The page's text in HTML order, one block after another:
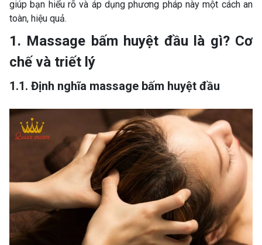
giúp bạn hiểu rõ và áp dụng phương pháp này một cách an
toàn, hiệu quả.
1. Massage bấm huyệt đầu là gì? Cơ
chế và triết lý
1.1. Định nghĩa massage bấm huyệt đầu